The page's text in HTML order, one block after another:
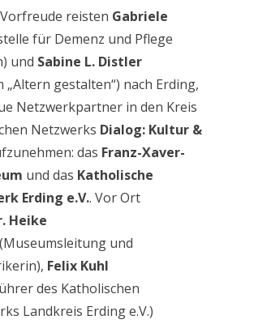
reisten Gabriele
für Demenz und Pflege
und Sabine L. Distler
gestalten“) nach Erding,
Netzwerkpartner in den Kreis
Netzwerks Dialog: Kultur &
das Franz-Xaver-
und das Katholische
Erding e.V.. Vor Ort
Heike
(Museumsleitung und
Felix Kuhl
des Katholischen
Landkreis Erding e.V.)